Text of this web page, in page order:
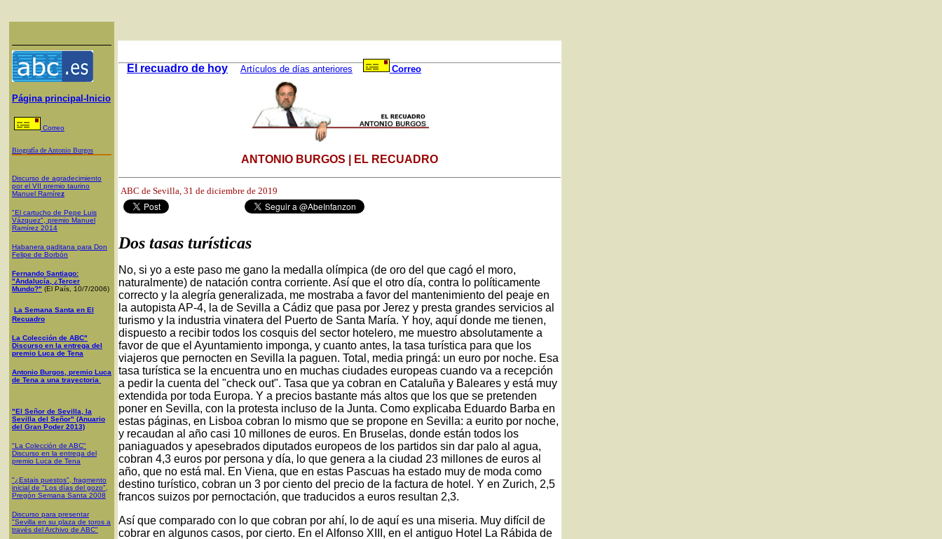
Página principal-Inicio
Correo
Biografía de Antonio Burgos
Discurso de agradecimiento
por el VII premio taurino
Manuel Ramírez
"El cartucho de Pepe Luis
Vázquez", premio Manuel
Ramírez 2014
Habanera gaditana para Don
Felipe de Borbón
Fernando Santiago:
"Andalucía, ¿Tercer
Mundo?" (El País, 10/7/2006)
La Semana Santa en El
Recuadro
La Colección de ABC"
Discurso en la entrega del
premio Luca de Tena
Antonio Burgos, premio Luca
de Tena a una trayectoria
"El Señor de Sevilla, la
Sevilla del Señor" (Anuario
del Gran Poder 2013)
"La Colección de ABC"
Discurso en la entrega del
premio Luca de Tena
"¿Estais puestos", fragmento
inicial de "Los días del gozo",
Pregón Semana Santa 2008
Discurso para presentar
"Sevilla en su plaza de toros a
través del Archivo de ABC"
El recuadro de hoy Artículos de días anteriores Correo
ANTONIO BURGOS | EL RECUADRO
ABC de Sevilla, 31 de diciembre de 2019
Dos tasas turísticas
No, si yo a este paso me gano la medalla olímpica (de oro del que cagó el moro,
naturalmente) de natación contra corriente. Así que el otro día, contra lo políticamente
correcto y la alegría generalizada, me mostraba a favor del mantenimiento del peaje en
la autopista AP-4, la de Sevilla a Cádiz que pasa por Jerez y presta grandes servicios al
turismo y la industria vinatera del Puerto de Santa María. Y hoy, aquí donde me tienen,
dispuesto a recibir todos los cosquis del sector hotelero, me muestro absolutamente a
favor de que el Ayuntamiento imponga, y cuanto antes, la tasa turística para que los
viajeros que pernocten en Sevilla la paguen. Total, media pringá: un euro por noche. Esa
tasa turística se la encuentra uno en muchas ciudades europeas cuando va a recepción
a pedir la cuenta del "check out". Tasa que ya cobran en Cataluña y Baleares y está muy
extendida por toda Europa. Y a precios bastante más altos que los que se pretenden
poner en Sevilla, con la protesta incluso de la Junta. Como explicaba Eduardo Barba en
estas páginas, en Lisboa cobran lo mismo que se propone en Sevilla: a eurito por noche,
y recaudan al año casi 10 millones de euros. En Bruselas, donde están todos los
paniaguados y apesebrados diputados europeos de los partidos sin dar palo al agua,
cobran 4,3 euros por persona y día, lo que genera a la ciudad 23 millones de euros al
año, que no está mal. En Viena, que en estas Pascuas ha estado muy de moda como
destino turístico, cobran un 3 por ciento del precio de la factura de hotel. Y en Zurich, 2,5
francos suizos por pernoctación, que traducidos a euros resultan 2,3.
Así que comparado con lo que cobran por ahí, lo de aquí es una miseria. Muy difícil de
cobrar en algunos casos, por cierto. En el Alfonso XIII, en el antiguo Hotel La Rábida de